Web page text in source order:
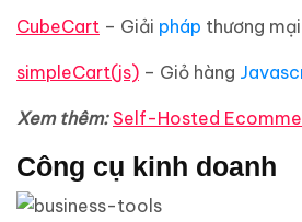
CubeCart – Giải pháp thương
simpleCart(js) – Giỏ hàng
Xem thêm:Self-Hosted
Công cụ kinh doanh